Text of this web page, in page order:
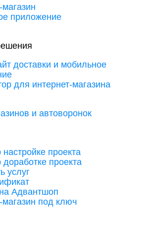
приложение
доставки и мобильное
для интернет-магазина
и автоворонок
настройке проекта
доработке проекта
услуг
Адвантшоп
магазин под ключ